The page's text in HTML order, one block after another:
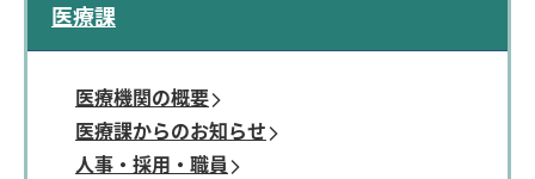
医療課
医療機関の概要
医療課からのお知らせ
人事・採用・職員